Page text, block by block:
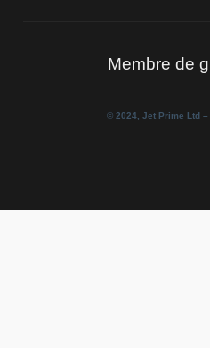
Membre de
© 2024, Jet Prime Ltd –